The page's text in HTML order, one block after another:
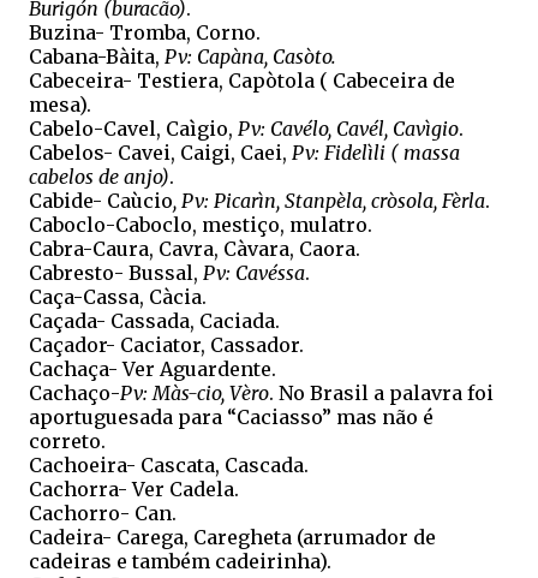
Burigón (buracão).
Buzina- Tromba, Corno.
Cabana-Bàita, Pv: Capàna, Casòto.
Cabeceira- Testiera, Capòtola ( Cabeceira de
mesa).
Cabelo-Cavel, Caìgio, Pv: Cavélo, Cavél, Cavìgio.
Cabelos- Cavei, Caigi, Caei, Pv: Fidelìli ( massa
cabelos de anjo).
Cabide- Caùcio, Pv: Picarìn, Stanpèla, cròsola, Fèrla.
Caboclo-Caboclo, mestiço, mulatro.
Cabra-Caura, Cavra, Càvara, Caora.
Cabresto- Bussal, Pv: Cavéssa.
Caça-Cassa, Càcia.
Caçada- Cassada, Caciada.
Caçador- Caciator, Cassador.
Cachaça- Ver Aguardente.
Cachaço-Pv: Màs-cio, Vèro. No Brasil a palavra foi
aportuguesada para “Caciasso” mas não é
correto.
Cachoeira- Cascata, Cascada.
Cachorra- Ver Cadela.
Cachorro- Can.
Cadeira- Carega, Caregheta (arrumador de
cadeiras e também cadeirinha).